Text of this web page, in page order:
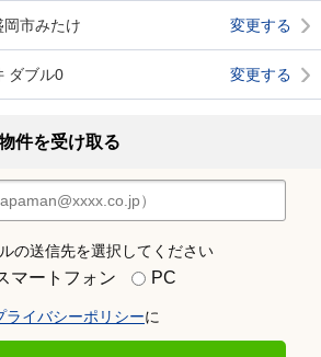
市みたけ 変更する
ダブル0 変更する
件を受け取る
の送信先を選択してください
マートフォン PC
ライバシーポリシーに